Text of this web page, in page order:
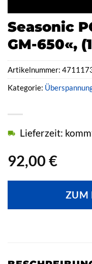
Seasonic
GM-650«,
92,00 €
Lieferzeit:
ZUM
Artikelnummer:
Kategorie: